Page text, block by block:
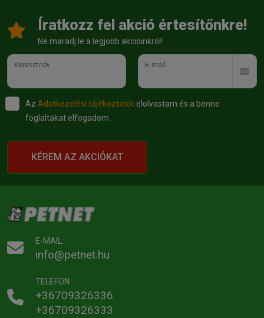
Íratkozz fel akció értesítőnkre!
Ne maradj le a legjobb akcióinkról!
Keresztnév E-mail
Az Adatkezelési tájékoztatót elolvastam és a benne
foglaltakat elfogadom.
KÉREM AZ AKCIÓKAT
E-MAIL:
info@petnet.hu
TELEFON:
+36709326336
+36709326333